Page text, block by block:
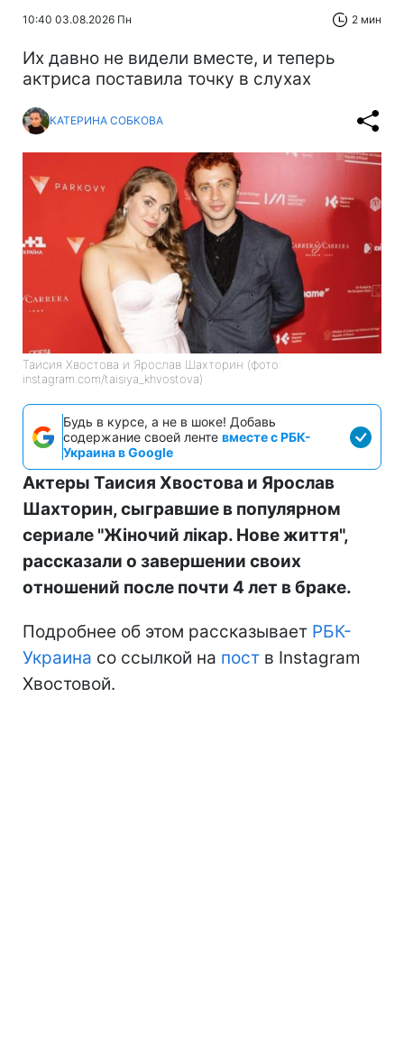
10:40 03.08.2026 Пн 2 мин
Их давно не видели вместе, и теперь
актриса поставила точку в слухах
КАТЕРИНА СОБКОВА
Таисия Хвостова и Ярослав Шахторин (фото:
instagram.com/taisiya_khvostova)
Будь в курсе, а не в шоке! Добавь
содержание своей ленте вместе с РБК-
Украина в Google
Актеры Таисия Хвостова и Ярослав
Шахторин, сыгравшие в популярном
сериале "Жіночий лікар. Нове життя",
рассказали о завершении своих
отношений после почти 4 лет в браке.
Подробнее об этом рассказывает РБК-
Украина со ссылкой на пост в Instagram
Хвостовой.